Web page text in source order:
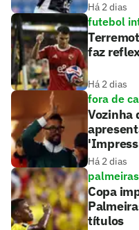
Há 2 dias
futebol
faz
Há 2 dias
fora de
Vozinha
Há 2 dias
palmeiras
Copa
títulos